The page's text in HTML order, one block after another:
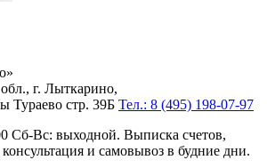
г. Лыткарино,
Тураево стр. 39Б Тел.: 8 (495) 198-07-97
Сб-Вс: выходной. Выписка счетов,
и самовывоз в будние дни.